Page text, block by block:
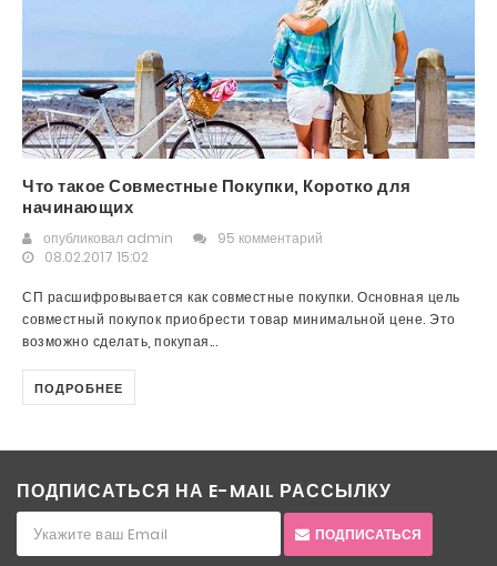
Что такое Совместные Покупки, Коротко для
начинающих
опубликовал admin
95 комментарий
08.02.2017 15:02
СП расшифровывается как совместные покупки. Основная цель
совместный покупок приобрести товар минимальной цене. Это
возможно сделать, покупая...
ПОДРОБНЕЕ
ПОДПИСАТЬСЯ НА E-MAIL РАССЫЛКУ
ПОДПИСАТЬСЯ